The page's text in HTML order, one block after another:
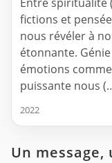
fictions et
nous révéler à
étonnante.
émotions
puissante nous
2022
Un